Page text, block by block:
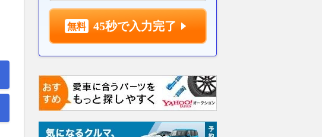
45秒で入力完了